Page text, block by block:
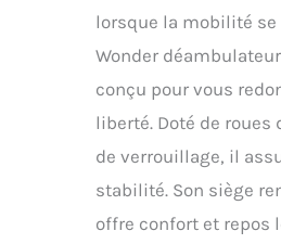
lorsque la mobilité se
Wonder
conçu pour vous
liberté. Doté de roues
de verrouillage, il
stabilité. Son siège
offre confort et repos